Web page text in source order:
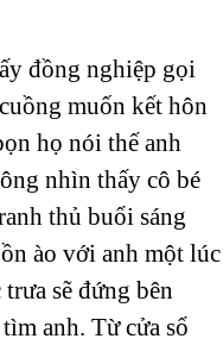
đồng nghiệp gọi
muốn kết hôn
họ nói thế anh
nhìn thấy cô bé
thủ buổi sáng
ào với anh một lúc
sẽ đứng bên
anh. Từ cửa sổ